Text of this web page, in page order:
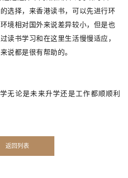
选择，来香港读书，可以先进行环
境相对国外来说差异较小，但是也
读书学习和在这里生活慢慢适应，
说都是很有帮助的。
无论是未来升学还是工作都顺顺利
返回列表